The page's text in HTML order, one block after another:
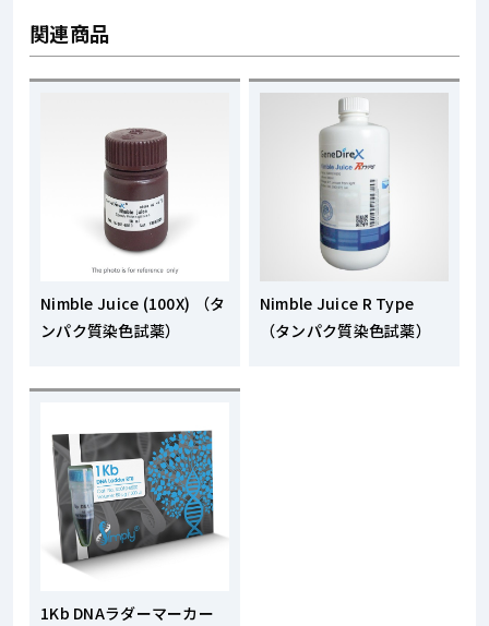
関連商品
Nimble Juice (100X) （タ
ンパク質染色試薬）
Nimble Juice R Type
（タンパク質染色試薬）
1Kb DNAラダーマーカー